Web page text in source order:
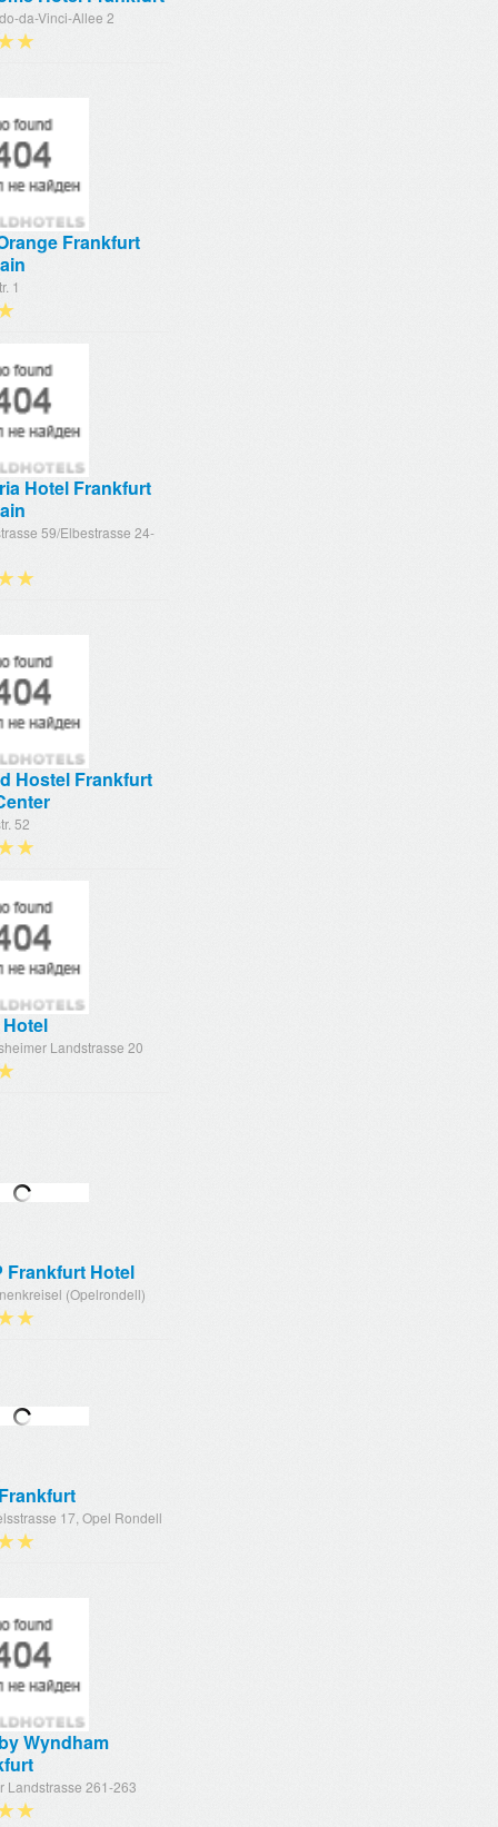
da-Vinci-Allee 2
Frankfurt
1
Hotel Frankfurt
59/Elbestrasse 24-
Hostel Frankfurt
52
Landstrasse 20
Frankfurt Hotel
(Opelrondell)
17, Opel Rondell
Wyndham
Landstrasse 261-263